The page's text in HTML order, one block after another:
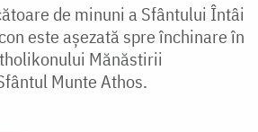
de minuni a Sfântului Întâi
este așezată spre închinare în
Mănăstirii
Munte Athos.